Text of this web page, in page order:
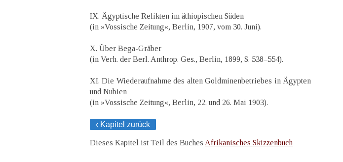
IX. Ägyptische Relikten im äthiopischen Süden
(in »Vossische Zeitung«, Berlin, 1907, vom 30. Juni).
X. Über Bega-Gräber
(in Verh. der Berl. Anthrop. Ges., Berlin, 1899, S. 538–554).
XI. Die Wiederaufnahme des alten Goldminenbetriebes in Ägypten
und Nubien
(in »Vossische Zeitung«, Berlin, 22. und 26. Mai 1903).
‹ Kapitel zurück
Dieses Kapitel ist Teil des Buches Afrikanisches Skizzenbuch